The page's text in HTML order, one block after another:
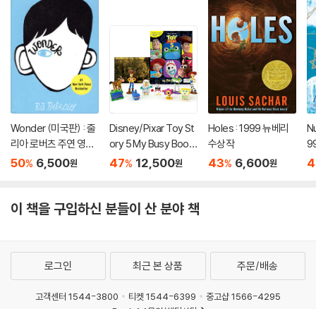
Wonder (미국판) : 줄
리아 로버츠 주연 영화
'원더' 원작 소설
50% 6,500원
Disney/Pixar Toy St
ory 5 My Busy Book
s
47% 12,500원
Holes : 1999 뉴베리
수상작
43% 6,600원
이 책을 구입하신 분들이 산 분야 책
로그인 최근 본 상품 주문/배송
고객센터 1544-3800 티켓 1544-6399
중고샵 1566-4295